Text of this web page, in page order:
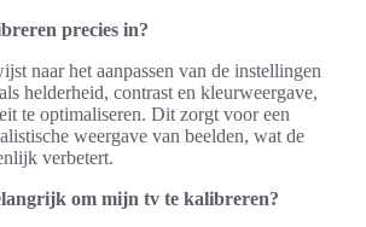
precies in?
naar het aanpassen van de instellingen
helderheid, contrast en kleurweergave,
te optimaliseren. Dit zorgt voor een
weergave van beelden, wat de
verbetert.
om mijn tv te kalibreren?